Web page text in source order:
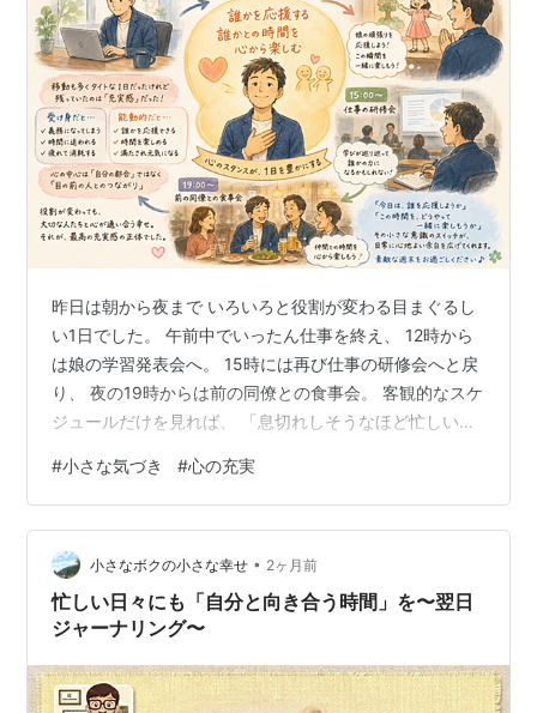
昨日は朝から夜まで いろいろと役割が変わる目まぐるし
い1日でした。 午前中でいったん仕事を終え、 12時から
は娘の学習発表会へ。 15時には再び仕事の研修会へと戻
り、 夜の19時からは前の同僚との食事会。 客観的なスケ
ジュールだけを見れば、 「息切れしそうなほど忙しい
た時に残っていたのは 疲労感ではなく、驚くほど軽やか
で心地よい「充実感」でした。 移動も多くタイトだった1
日を、 どうして「楽しかったな」と振り返ることができ
たのか？ 帰宅して振り返った時に、 ひとつの答えに思い
至りました。 それは、ボクがそれぞれの時間に、 ある
「スタンス」を…
#小さな気づき #心の充実
小さなボクの小さな幸せ • 2ヶ月前
忙しい日々にも「自分と向き合う時間」を〜翌日
ジャーナリング〜